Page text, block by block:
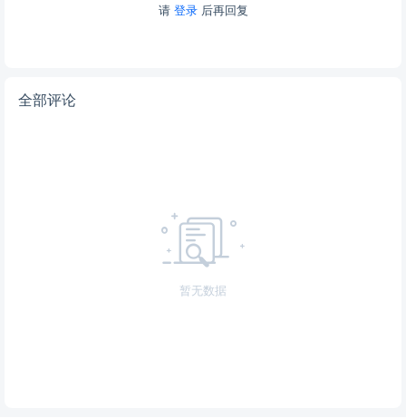
请 登录后再回复
全部评论
暂无数据